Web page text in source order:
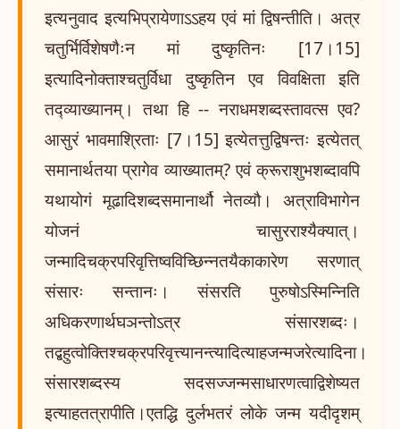
इत्यनुवाद इत्यभिप्रायेणाऽऽहय एवं मां द्विषन्तीति। अत्र
चतुर्भिर्विशेषणैःन मां दुष्कृतिनः [17।15]
इत्यादिनोक्ताश्चतुर्विधा दुष्कृतिन एव विवक्षिता इति
तद्व्याख्यानम्। तथा हि -- नराधमशब्दस्तावत्स एव?
आसुरं भावमाश्रिताः [7।15] इत्येतत्तुद्विषन्तः इत्येतत्
समानार्थतया प्रागेव व्याख्यातम्? एवं क्रूराशुभशब्दावपि
यथायोगं मूढादिशब्दसमानार्थौ नेतव्यौ। अत्राविभागेन
योजनं चासुरराश्यैक्यात्।
जन्मादिचक्रपरिवृत्तिष्वविच्छिन्नतयैकाकारेण सरणात्
संसारः सन्तानः। संसरति पुरुषोऽस्मिन्निति
अधिकरणार्थघञन्तोऽत्र संसारशब्दः।
तद्बहुत्वोक्तिश्चक्रपरिवृत्त्यानन्त्यादित्याहजन्मजरेत्यादिना।
संसारशब्दस्य सदसज्जन्मसाधारणत्वाद्विशेष्यत
इत्याहतत्रापीति।एतद्धि दुर्लभतरं लोके जन्म यदीदृशम्